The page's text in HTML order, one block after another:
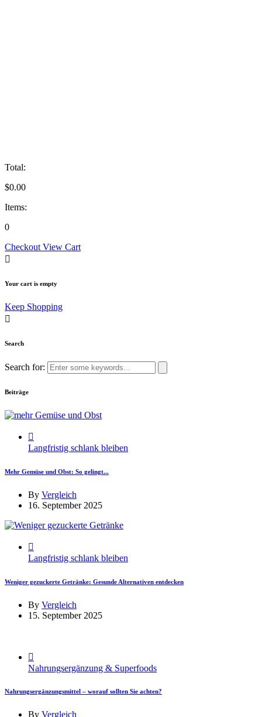
Total:
$0.00
Items:
0
Checkout View Cart
Your cart is empty
Keep Shopping
Search
Search for:
Beiträge
Langfristig schlank bleiben
Mehr Gemüse und Obst: So gelingt...
By Vergleich
16. September 2025
Langfristig schlank bleiben
Weniger gezuckerte Getränke: Gesunde Alternativen entdecken
By Vergleich
15. September 2025
Nahrungsergänzung & Superfoods
Nahrungsergänzungsmittel – worauf sollten Sie achten?
By Vergleich